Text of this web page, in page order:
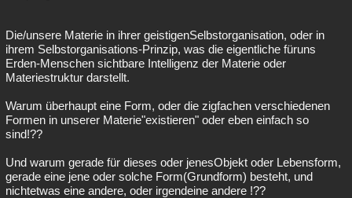
Die/unsere Materie in ihrer geistigenSelbstorganisation, oder in
ihrem Selbstorganisations-Prinzip, was die eigentliche füruns
Erden-Menschen sichtbare Intelligenz der Materie oder
Materiestruktur darstellt.
Warum überhaupt eine Form, oder die zigfachen verschiedenen
Formen in unserer Materie"existieren" oder eben einfach so
sind!??
Und warum gerade für dieses oder jenesObjekt oder Lebensform,
gerade eine jene oder solche Form(Grundform) besteht, und
nichtetwas eine andere, oder irgendeine andere !??